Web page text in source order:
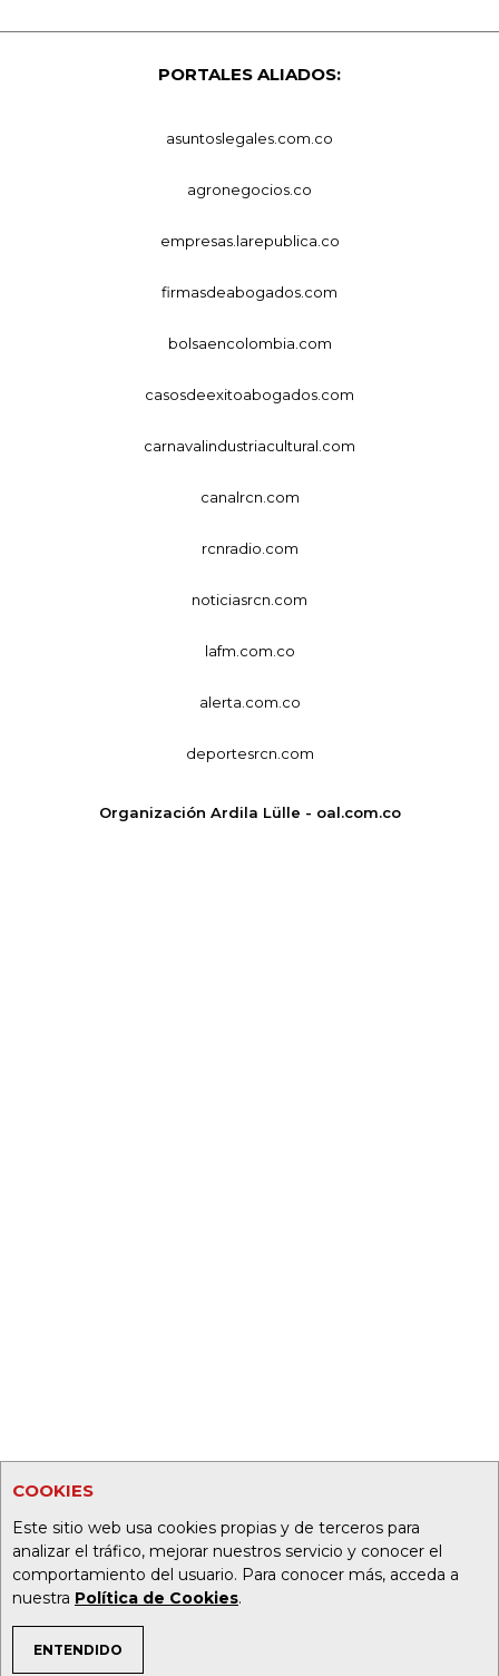
COOKIES
Este sitio web usa cookies propias y de terceros para
analizar el tráfico, mejorar nuestros servicio y conocer el
comportamiento del usuario. Para conocer más, acceda a
nuestra Política de Cookies.
ENTENDIDO
TEMAS DE INTERÉS
PORTALES ALIADOS:
asuntoslegales.com.co
agronegocios.co
empresas.larepublica.co
firmasdeabogados.com
bolsaencolombia.com
casosdeexitoabogados.com
carnavalindustriacultural.com
canalrcn.com
rcnradio.com
noticiasrcn.com
lafm.com.co
alerta.com.co
deportesrcn.com
Organización Ardila Lülle - oal.com.co